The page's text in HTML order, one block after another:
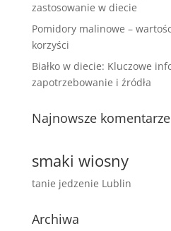
zastosowanie w diecie
Pomidory malinowe –
korzyści
Białko w diecie: Kluczowe
zapotrzebowanie i źródła
Najnowsze komentarze
smaki wiosny
tanie jedzenie Lublin
Archiwa